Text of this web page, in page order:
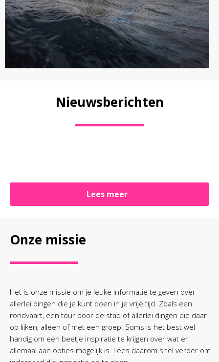
Nieuwsberichten
Lees meer
Onze missie
Het is onze missie om je leuke informatie te geven over
allerlei dingen die je kunt doen in je vrije tijd. Zoals een
rondvaart, een tour door de stad of allerlei dingen die daar
op lijken, alleen of met een groep. Soms is het best wel
handig om een beetje inspiratie te krijgen over wat er
allemaal aan opties mogelijk is. Lees daarom snel verder om